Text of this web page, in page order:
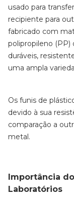
usado para
recipiente para
fabricado com
polipropileno (PP)
duráveis,
uma ampla
Os funis de
devido à sua
comparação a
metal.
Importância
Laboratórios